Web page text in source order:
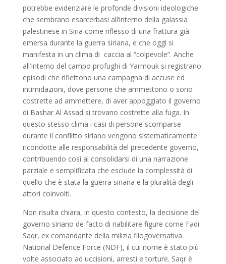
potrebbe evidenziare le profonde divisioni ideologiche
che sembrano esarcerbasi all’interno della galassia
palestinese in Siria come riflesso di una frattura già
emersa durante la guerra siriana, e che oggi si
manifesta in un clima di caccia al “colpevole”. Anche
all’Interno del campo profughi di Yarmouk si registrano
episodi che riflettono una campagna di accuse ed
intimidazioni, dove persone che ammettono o sono
costrette ad ammettere, di aver appoggiato il governo
di Bashar Al Assad si trovano costrette alla fuga. In
questo stesso clima i casi di persone scomparse
durante il conflitto siriano vengono sistematicamente
ricondotte alle responsabilità del precedente governo,
contribuendo così al consolidarsi di una narrazione
parziale e semplificata che esclude la complessità di
quello che è stata la guerra siriana e la pluralità degli
attori coinvolti.
Non risulta chiara, in questo contesto, la decisione del
governo siriano de facto di riabilitare figure come Fadi
Saqr, ex comandante della milizia filogovernativa
National Defence Force (NDF), il cui nome è stato più
volte associato ad uccisioni, arresti e torture. Saqr è